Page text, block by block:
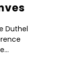
Duthel